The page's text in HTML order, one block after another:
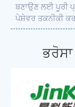
ਬਣਾਉਣ ਲਈ ਪੂਰੀ
ਪੇਸ਼ੇਵਰ ਤਕਨੀਕੀ